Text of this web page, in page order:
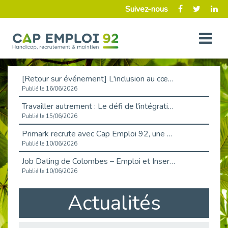
Suivez-nous
[Retour sur événement] L'inclusion au cœur de la Place de l'Emploi à La Défense !
Publié le 16/06/2026
Travailler autrement : Le défi de l'intégration des maladies chroniques en entreprise
Publié le 15/06/2026
Primark recrute avec Cap Emploi 92, une matinée couronnée de succès !
Publié le 10/06/2026
Job Dating de Colombes – Emploi et Insertion
Publié le 10/06/2026
Aborder l'entretien et la situation de handicap en toute confiance
Publié le 09/06/2026
Retour sur l’atelier « Optimiser sa recherche d’emploi »
Actualités